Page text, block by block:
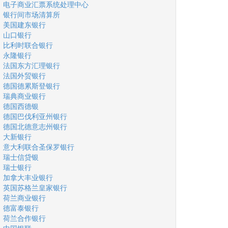
电子商业汇票系统处理中心
银行间市场清算所
美国建东银行
山口银行
比利时联合银行
永隆银行
法国东方汇理银行
法国外贸银行
德国德累斯登银行
瑞典商业银行
德国西德银
德国巴伐利亚州银行
德国北德意志州银行
大新银行
意大利联合圣保罗银行
瑞士信贷银
瑞士银行
加拿大丰业银行
英国苏格兰皇家银行
荷兰商业银行
德富泰银行
荷兰合作银行